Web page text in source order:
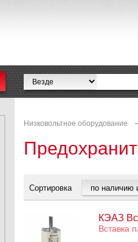
Низковольтное оборудование
Сортировка
КЭАЗ
Вставка